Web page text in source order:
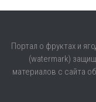
Портал о фруктах и
(watermark)
материалов с сайта